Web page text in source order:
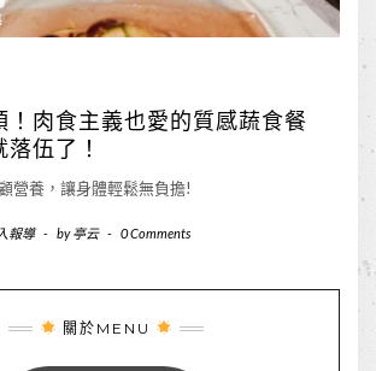
！肉食主義也愛的質感蔬食餐
伍了！
營養，讓身體輕鬆無負擔!
報導 - by亭云 - 0 Comments
關於MENU